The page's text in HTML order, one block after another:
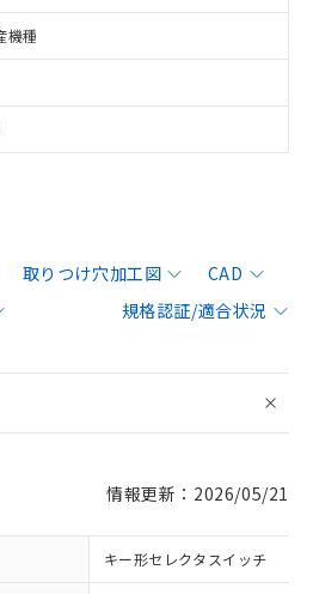
機種
取りつけ穴加工図
CAD
規格認証/適合状況
情報更新：2026/05/21
キー形セレクタスイッチ